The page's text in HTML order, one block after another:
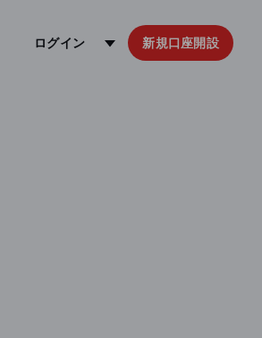
ログイン 新規口座開設